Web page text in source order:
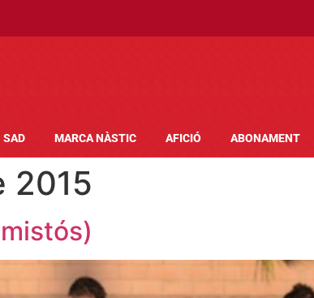
SAD MARCA NÀSTIC AFICIÓ ABONAMENT
2015